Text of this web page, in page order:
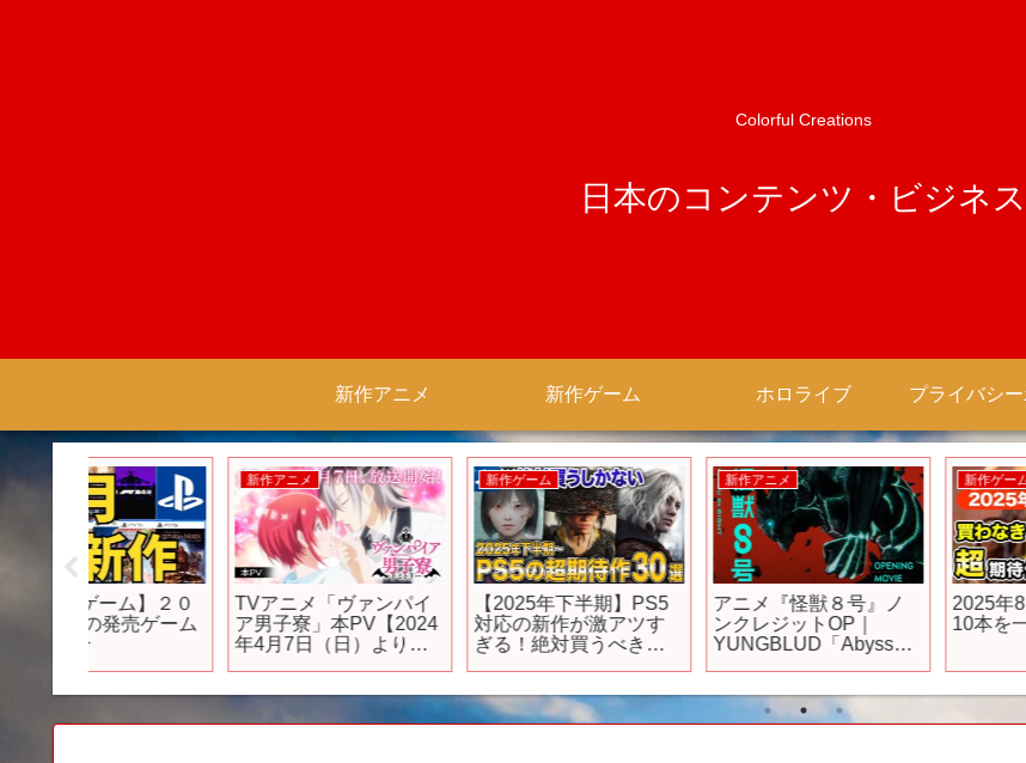
Colorful Creations
日本のコンテンツ・ビジネス
新作アニメ 新作ゲーム ホロライブ
新作アニメ
TVアニメ「ヴァンパイ
ア男子寮」本PV【2024
年4月7日（日）より放
新作ゲーム
【2025年下半期】PS5
対応の新作が激アツす
ぎる！絶対買うべき期
新作アニメ
アニメ『怪獣８号』ノ
ンクレジットOP｜
YUNGBLUD「Abyss」
新作ゲーム
2025年8月の新作ゲーム
10本を一気に紹介！